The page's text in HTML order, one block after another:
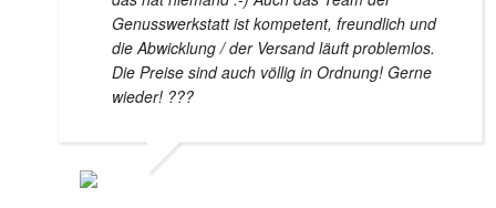
Genusswerkstatt ist kompetent, freundlich und
die Abwicklung / der Versand läuft problemlos.
Die Preise sind auch völlig in Ordnung! Gerne
wieder! ???